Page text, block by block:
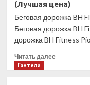
(Лучшая цена)
Беговая дорожка BH
Беговая дорожка BH
дорожка BH Fitness
Читать далееПрочитать
Гантели